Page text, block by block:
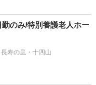
勤のみ/特別養護老人ホー
寿の里・十四山